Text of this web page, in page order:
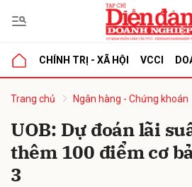
CHÍNH TRỊ - XÃ HỘI VCCI
Trang chủ Ngân hàng - Chứng khoán
UOB: Dự đoán lãi
thêm 100 điểm cơ
3
luận